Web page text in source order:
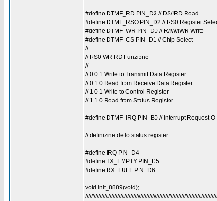
#define DTMF_RD PIN_D3 // DS/!RD Read
#define DTMF_RSO PIN_D2 // RS0 Register
#define DTMF_WR PIN_D0 // R/!W/!WR Write
#define DTMF_CS PIN_D1 // Chip Select
//
// RS0 WR RD Funzione
//
// 0 0 1 Write to Transmit Data Register
// 0 1 0 Read from Receive Data Register
// 1 0 1 Write to Control Register
// 1 1 0 Read from Status Register
#define DTMF_IRQ PIN_B0 // Interrupt Request O
// definizine dello status register
#define IRQ PIN_D4
#define TX_EMPTY PIN_D5
#define RX_FULL PIN_D6
void init_8889(void);